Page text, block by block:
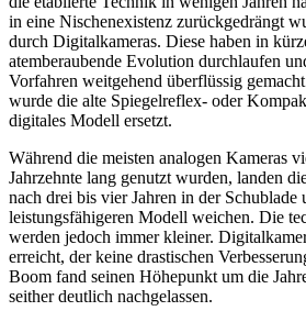
in eine Nischenexistenz zurückgedrängt
durch Digitalkameras. Diese haben in
atemberaubende Evolution durchlaufen
Vorfahren weitgehend überflüssig
wurde die alte Spiegelreflex- oder
digitales Modell ersetzt.
Während die meisten analogen Kameras
Jahrzehnte lang genutzt wurden, landen
nach drei bis vier Jahren in der Schublade
leistungsfähigeren Modell weichen. Die
werden jedoch immer kleiner.
erreicht, der keine drastischen
Boom fand seinen Höhepunkt um die
seither deutlich nachgelassen.